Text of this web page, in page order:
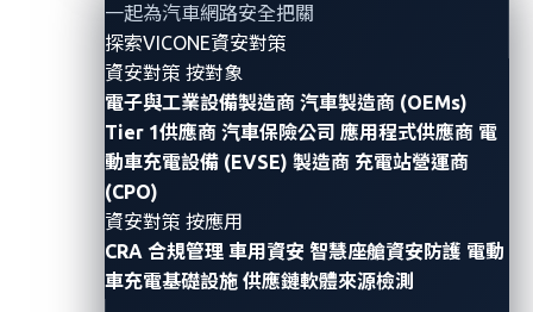
一起為汽車網路安全把關
探索VICONE資安對策
資安對策 按對象
電子與工業設備製造商 汽車製造商 (OEMs)
Tier 1供應商 汽車保險公司 應用程式供應商 電
動車充電設備 (EVSE) 製造商 充電站營運商
(CPO)
資安對策 按應用
CRA 合規管理 車用資安 智慧座艙資安防護 電動
車充電基礎設施 供應鏈軟體來源檢測
Security researchers at QAX StarV Security Lab and
China Automotive Engineering Research Institute
(CAERI) recently published an advisory on a
vulnerabilitythey discovered last year in Cybellum’s
automotive product security platform. Designated
with the identifier CVE-2023-42419, the vulnerability
allows unauthorized access to the host system and
retrieval of a private key for signing and encrypting
shell scripts. These scripts, executed via an API call,